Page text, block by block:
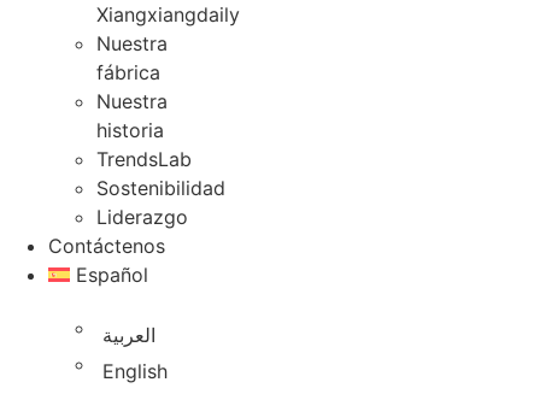
Xiangxiangdaily
Nuestra
fábrica
Nuestra
historia
TrendsLab
Sostenibilidad
Liderazgo
Contáctenos
Español
العربية
English